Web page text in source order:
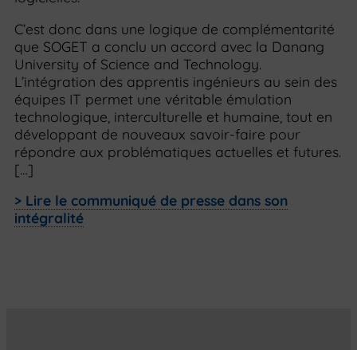
C’est donc dans une logique de complémentarité
que SOGET a conclu un accord avec la Danang
University of Science and Technology.
L’intégration des apprentis ingénieurs au sein des
équipes IT permet une véritable émulation
technologique, interculturelle et humaine, tout en
développant de nouveaux savoir-faire pour
répondre aux problématiques actuelles et futures.
[…]
> Lire le communiqué de presse dans son
intégralité